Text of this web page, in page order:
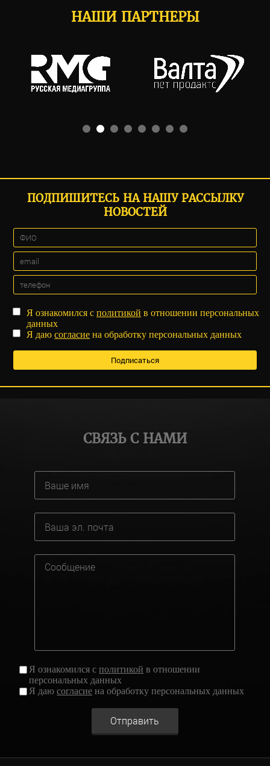
НАШИ ПАРТНЕРЫ
ПОДПИШИТЕСЬ НА НАШУ РАССЫЛКУ
НОВОСТЕЙ
Я ознакомился сполитикой в отношении персональных
данных
Я даюсогласие на обработку персональных данных
СВЯЗЬ С НАМИ
Я ознакомился сполитикой в отношении
персональных данных
Я даюсогласие на обработку персональных данных
Отправить